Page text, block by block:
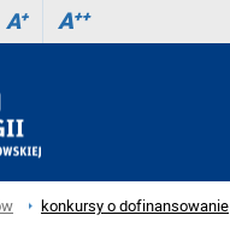
A+ A++
konkursy o dofinansowanie